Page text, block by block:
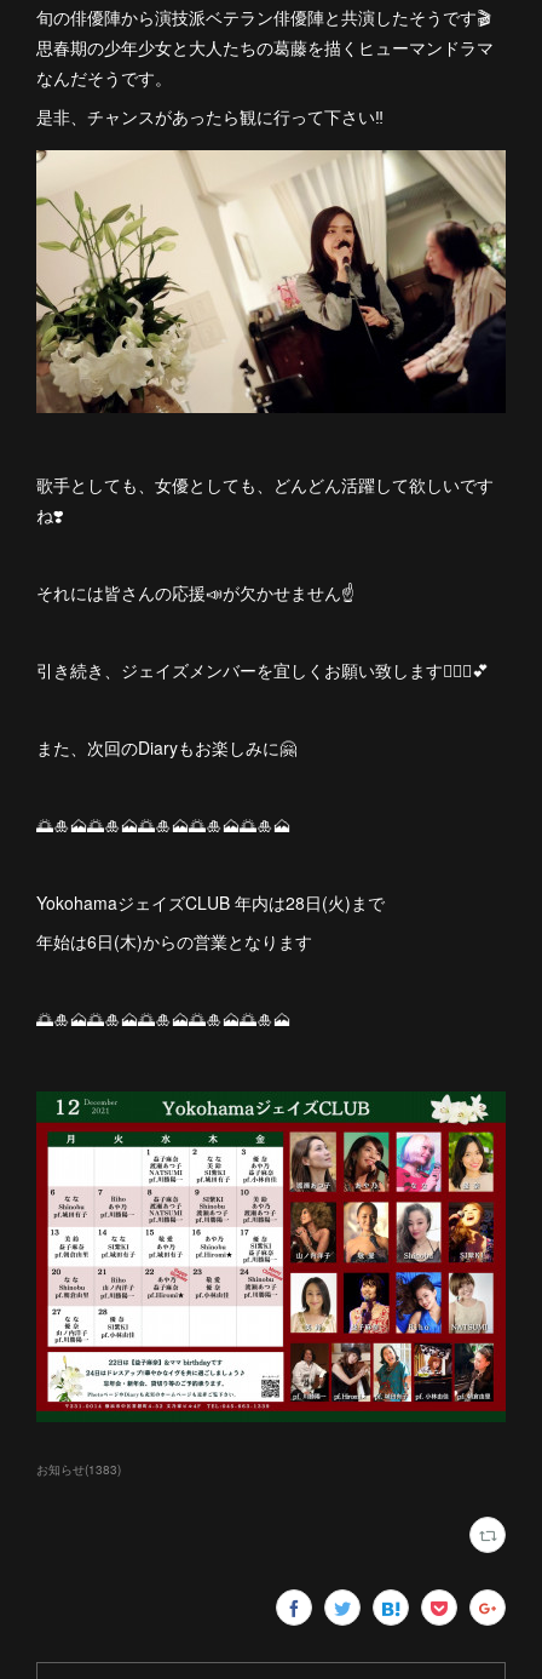
旬の俳優陣から演技派ベテラン俳優陣と共演したそうです🎬
思春期の少年少女と大人たちの葛藤を描くヒューマンドラマ
なんだそうです。
是非、チャンスがあったら観に行って下さい‼️
歌手としても、女優としても、どんどん活躍して欲しいです
ね❣️
それには皆さんの応援📣が欠かせません☝️
引き続き、ジェイズメンバーを宜しくお願い致します🙋🏻‍♀️💕
また、次回のDiaryもお楽しみに🤗
🌅🎍🗻🌅🎍🗻🌅🎍🗻🌅🎍🗻🌅🎍🗻
YokohamaジェイズCLUB 年内は28日(火)まで
年始は6日(木)からの営業となります
🌅🎍🗻🌅🎍🗻🌅🎍🗻🌅🎍🗻🌅🎍🗻
お知らせ(1383)